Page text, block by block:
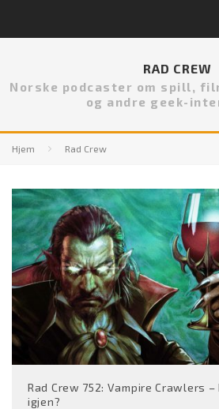
RAD CREW
Norske podcaster om spill,
og andre geek-
Hjem Rad Crew
Rad Crew 752: Vampire Crawlers
igjen?